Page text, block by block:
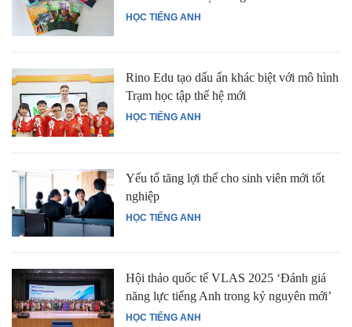
HỌC TIẾNG ANH
HỌC TIẾNG ANH
Rino Edu tạo dấu ấn khác biệt với mô hình
Trạm học tập thế hệ mới
HỌC TIẾNG ANH
Yếu tố tăng lợi thế cho sinh viên mới tốt
nghiệp
HỌC TIẾNG ANH
Hội thảo quốc tế VLAS 2025 ‘Đánh giá
năng lực tiếng Anh trong kỷ nguyên mới’